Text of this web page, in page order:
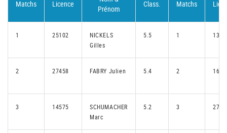
Matchs Licence
Prénom
Class. Matchs
1 25102
NICKELS
Gilles
5.5 1
2 27458 FABRY Julien 5.4 2
3 14575
SCHUMACHER
Marc
5.2 3